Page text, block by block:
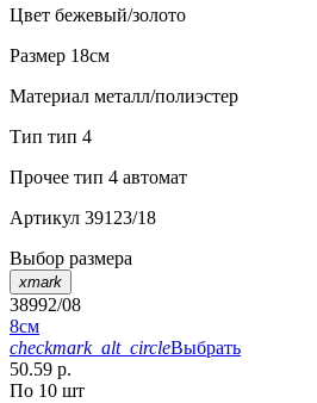
Цвет бежевый/золото
Размер 18см
Материал металл/полиэстер
Тип тип 4
Прочее тип 4 автомат
Артикул 39123/18
Выбор размера
xmark
38992/08
8см
checkmark_alt_circleВыбрать
50.59 р.
По 10 шт